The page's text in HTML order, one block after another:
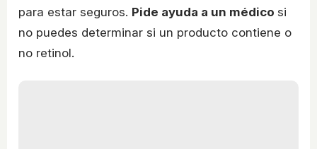
para estar seguros. Pide ayuda a un médico si
no puedes determinar si un producto contiene o
no retinol.